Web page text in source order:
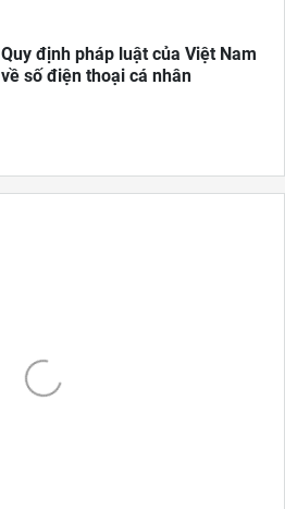
Quy định pháp luật của Việt Nam
về số điện thoại cá nhân